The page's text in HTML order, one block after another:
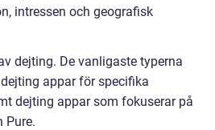
intressen och geografisk
dejting. De vanligaste typerna
appar för specifika
dejting appar som fokuserar på
Pure.